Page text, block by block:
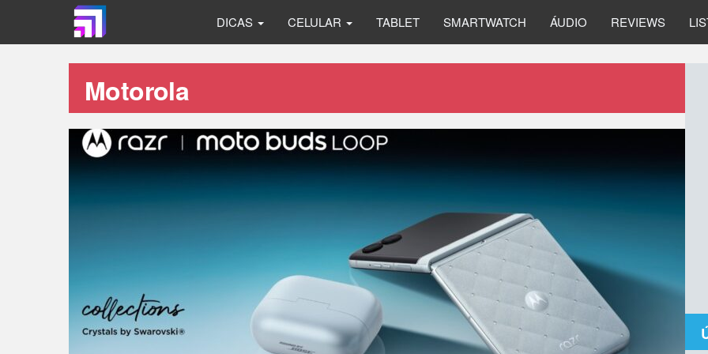
DICAS CELULAR TABLET SMARTWATCH ÁUDIO REVIEWS
Motorola